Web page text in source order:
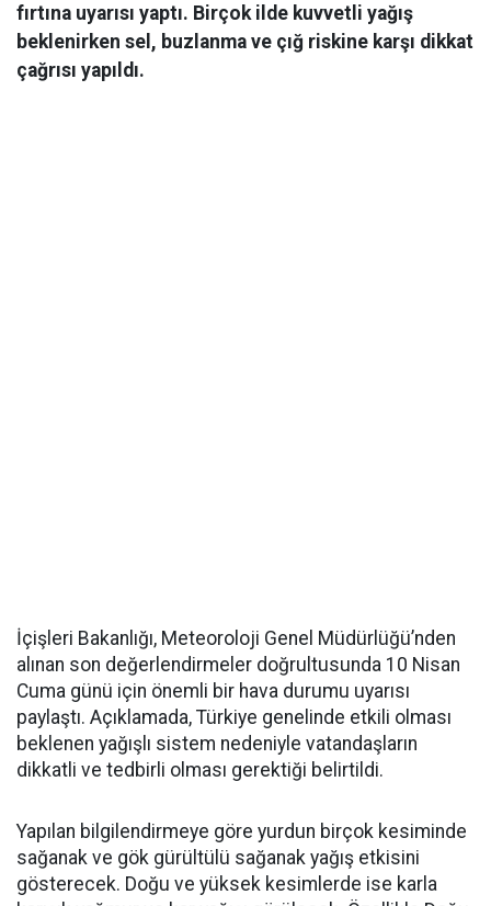
fırtına uyarısı yaptı. Birçok ilde kuvvetli yağış
beklenirken sel, buzlanma ve çığ riskine karşı dikkat
çağrısı yapıldı.
İçişleri Bakanlığı, Meteoroloji Genel Müdürlüğü’nden
alınan son değerlendirmeler doğrultusunda 10 Nisan
Cuma günü için önemli bir hava durumu uyarısı
paylaştı. Açıklamada, Türkiye genelinde etkili olması
beklenen yağışlı sistem nedeniyle vatandaşların
dikkatli ve tedbirli olması gerektiği belirtildi.
Yapılan bilgilendirmeye göre yurdun birçok kesiminde
sağanak ve gök gürültülü sağanak yağış etkisini
gösterecek. Doğu ve yüksek kesimlerde ise karla